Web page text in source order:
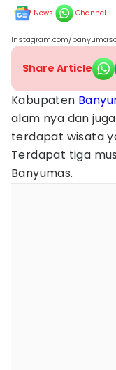
News Channel
Instagram.com/
Share Article
Kabupaten
alam nya dan
terdapat wisata
Terdapat tiga
Banyumas.